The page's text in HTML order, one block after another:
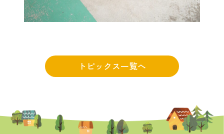
トピックス一覧へ